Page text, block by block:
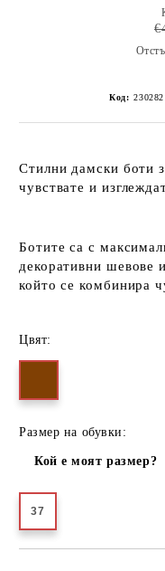
Код:
Стилни дамски боти
чувствате и
Ботите са с
декоративни шевове
който се комбинира
Цвят:
Размер на обувки:
Кой е моят размер?
37